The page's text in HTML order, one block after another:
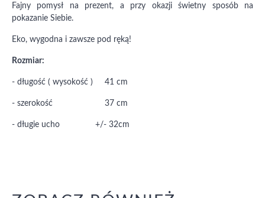
Fajny pomysł na prezent, a przy okazji świetny sposób na
pokazanie Siebie.
Eko, wygodna i zawsze pod ręką!
Rozmiar:
- długość ( wysokość ) 41 cm
- szerokość 37 cm
- długie ucho +/- 32cm